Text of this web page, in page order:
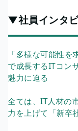
▼社員インタ
「多様な可能性
で成長するITコン
魅力に迫る
全ては、IT人材の
力を上げて「新卒